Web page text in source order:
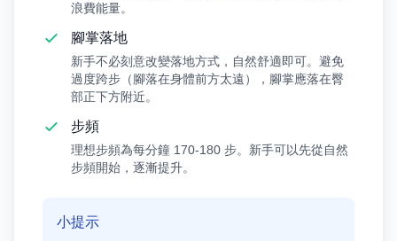
浪費能量。
腳掌落地
新手不必刻意改變落地方式，自然舒適即可。避免
過度跨步（腳落在身體前方太遠），腳掌應落在臀
部正下方附近。
步頻
理想步頻為每分鐘 170-180 步。新手可以先從自然
步頻開始，逐漸提升。
小提示